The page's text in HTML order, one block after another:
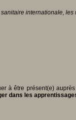
internationale,
à être présent(e)
dans les